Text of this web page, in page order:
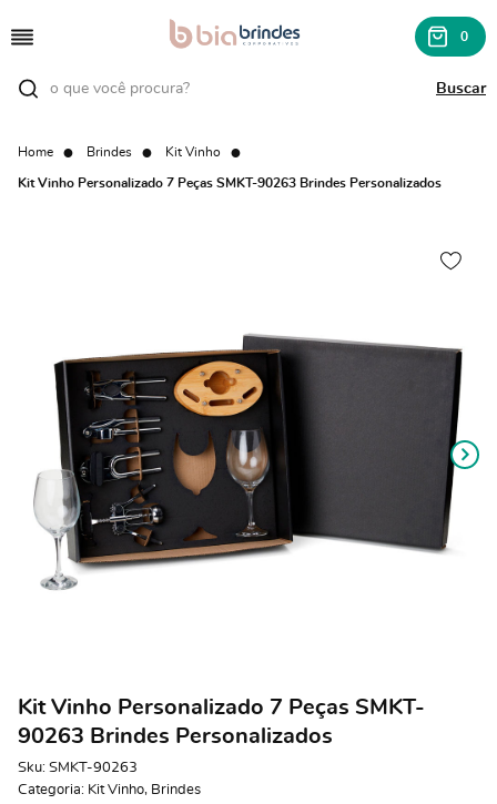
0
Home Brindes Kit Vinho
Kit Vinho Personalizado 7 Peças SMKT-90263 Brindes Personalizados
Kit Vinho Personalizado 7 Peças SMKT-
90263 Brindes Personalizados
Sku: SMKT-90263
Categoria: Kit Vinho, Brindes